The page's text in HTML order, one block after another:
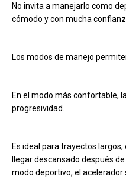
No invita a manejarlo como
cómodo y con mucha
Los modos de manejo
En el modo más confortable,
progresividad.
Es ideal para trayectos
llegar descansado después
modo deportivo, el